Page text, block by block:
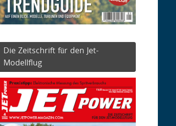
Die Zeitschrift für den Jet-
Modellflug